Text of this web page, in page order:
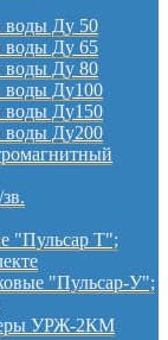
воды Ду 50
воды Ду 65
воды Ду 80
Ду100
Ду150
Ду200
"Пульсар Т";
"Пульсар-У";
УРЖ-2КМ